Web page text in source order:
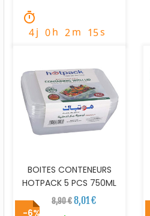
timer
4j 0h 2m 14s
BOITES CONTENEURS
HOTPACK 5 PCS 750ML
8,90 €8,01 €
-6%